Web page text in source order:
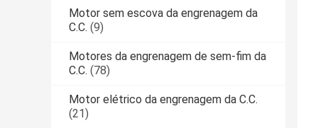
Motor sem escova da engrenagem da
C.C. (9)
Motores da engrenagem de sem-fim da
C.C. (78)
Motor elétrico da engrenagem da C.C.
(21)